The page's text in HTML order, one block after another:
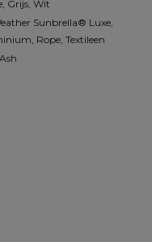
Grijs, Wit
Sunbrella® Luxe,
Rope, Textileen